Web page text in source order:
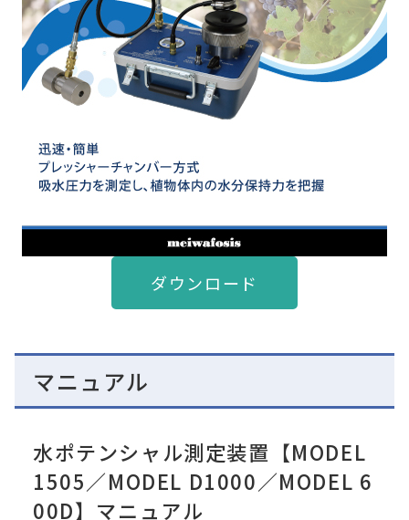
ダウンロード
マニュアル
水ポテンシャル測定装置【MODEL
1505／MODEL D1000／MODEL 6
00D】マニュアル